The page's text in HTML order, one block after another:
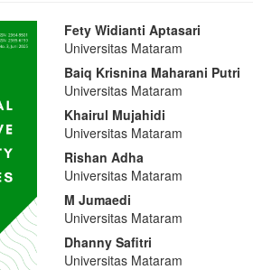
Isi
Artikel
Utama
Fety Widianti Aptasari
Universitas Mataram
Baiq Krisnina Maharani Putri
Universitas Mataram
Khairul Mujahidi
Universitas Mataram
Rishan Adha
Universitas Mataram
M Jumaedi
Universitas Mataram
Dhanny Safitri
Universitas Mataram